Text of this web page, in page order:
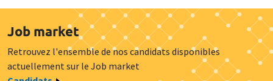
Job market
Retrouvez l'ensemble de nos candidats disponibles
actuellement sur le Job market